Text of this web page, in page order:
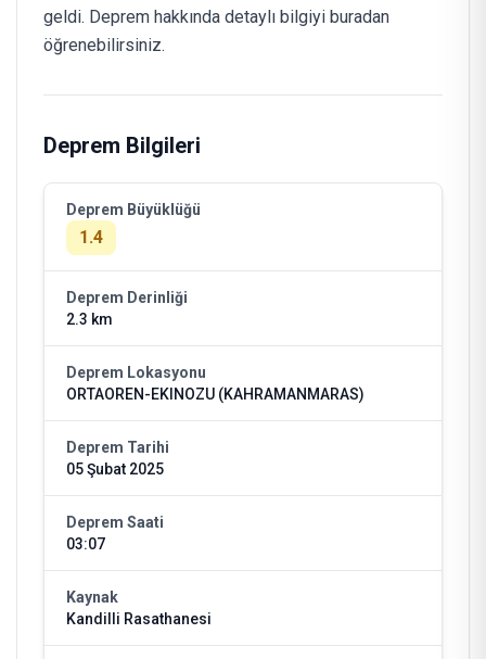
geldi. Deprem hakkında detaylı bilgiyi buradan
öğrenebilirsiniz.
Deprem Bilgileri
Deprem Büyüklüğü
1.4
Deprem Derinliği
2.3 km
Deprem Lokasyonu
ORTAOREN-EKINOZU (KAHRAMANMARAS)
Deprem Tarihi
05 Şubat 2025
Deprem Saati
03:07
Kaynak
Kandilli Rasathanesi